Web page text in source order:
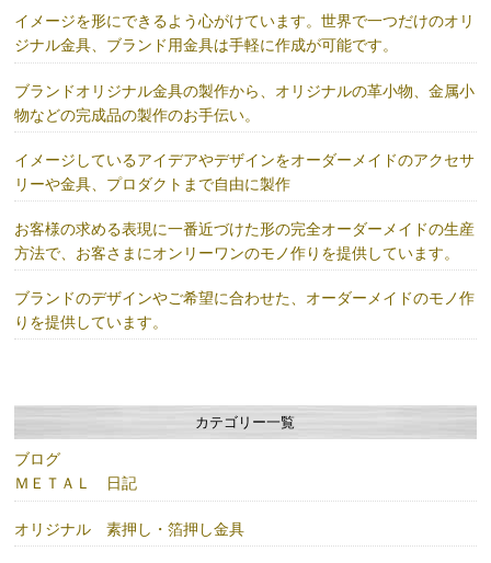
イメージを形にできるよう心がけています。世界で一つだけのオリ
ジナル金具、ブランド用金具は手軽に作成が可能です。
ブランドオリジナル金具の製作から、オリジナルの革小物、金属小
物などの完成品の製作のお手伝い。
イメージしているアイデアやデザインをオーダーメイドのアクセサ
リーや金具、プロダクトまで自由に製作
お客様の求める表現に一番近づけた形の完全オーダーメイドの生産
方法で、お客さまにオンリーワンのモノ作りを提供しています。
ブランドのデザインやご希望に合わせた、オーダーメイドのモノ作
りを提供しています。
カテゴリー一覧
ブログ
ＭＥＴＡＬ 日記
オリジナル 素押し・箔押し金具